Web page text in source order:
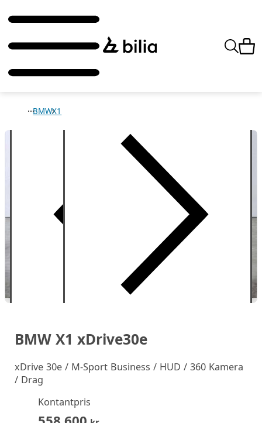
BMWX1
BMW X1 xDrive30e
xDrive 30e / M-Sport Business / HUD / 360 Kamera
/ Drag
Kontantpris